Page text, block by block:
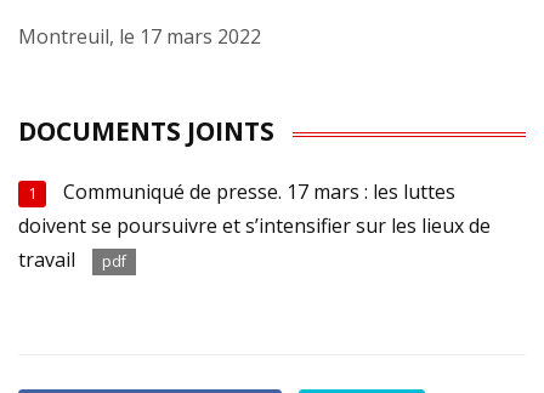
Montreuil, le 17 mars 2022
DOCUMENTS JOINTS
1
Communiqué de presse. 17 mars : les luttes
doivent se poursuivre et s’intensifier sur les lieux de
travail
pdf